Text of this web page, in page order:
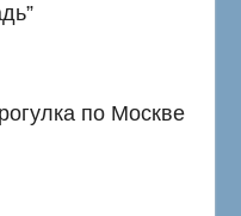
по Москве